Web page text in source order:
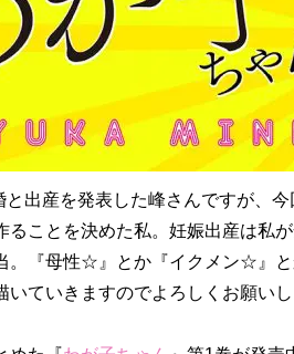
出産を発表した峰さんですが、
ることを決めた私。妊娠出産は私
。『母性☆』とか『イクメン☆』
いていきますのでよろしくお願い